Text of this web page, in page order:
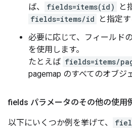
ば、
fields=items(id)
と
fields=items/id
と指定
必要に応じて、フィールド
を使用します。
たとえば fields=items/
pagemap のすべてのオブジ
fields パラメータのその他の使用
以下にいくつか例を挙げて、